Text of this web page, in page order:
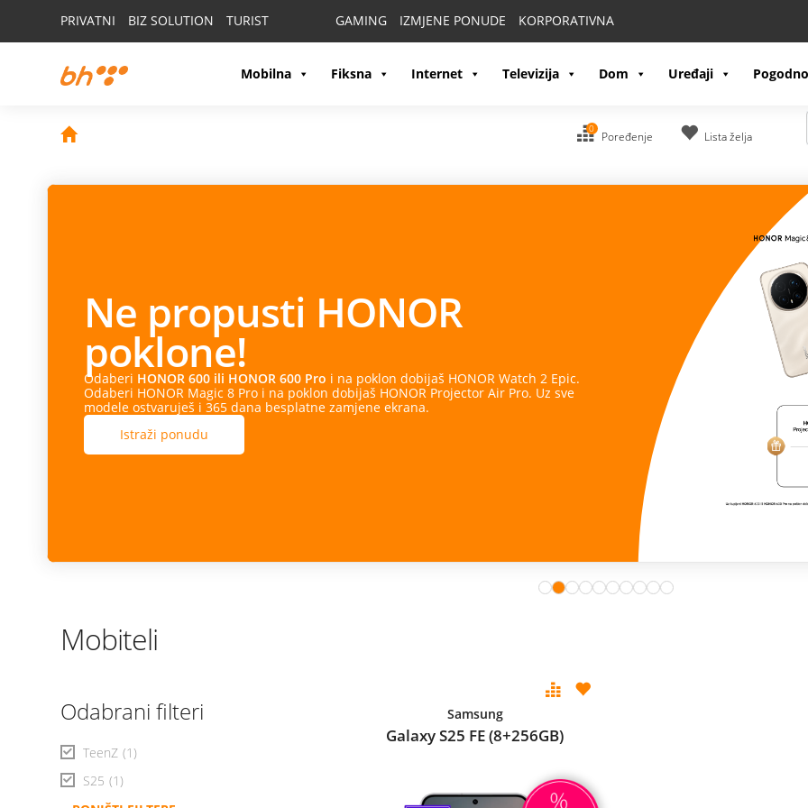
PRIVATNI BIZ SOLUTION TURIST GAMING IZMJENE PONUDE KORPORATIVNA
Mobilna Fiksna Internet Televizija Dom Uređaji
0
Poređenje Lista želja
Ne propusti HONOR
poklone!
Odaberi HONOR 600 ili HONOR 600 Pro i na poklon dobijaš HONOR Watch 2 Epic.
Odaberi HONOR Magic 8 Pro i na poklon dobijaš HONOR Projector Air Pro. Uz sve
modele ostvaruješ i 365 dana besplatne zamjene ekrana.
Istraži ponudu
Mobiteli
Odabrani filteri
TeenZ (1)
S25 (1)
Samsung
Galaxy S25 FE (8+256GB)